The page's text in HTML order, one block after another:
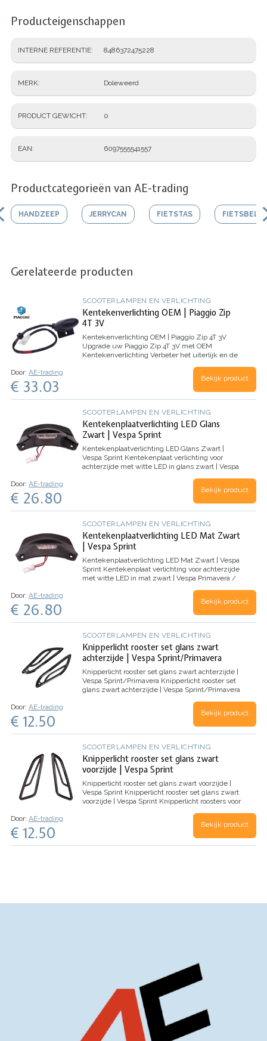
Producteigenschappen
INTERNE REFERENTIE 8486372475228
MERK Doleweerd
PRODUCT GEWICHT 0
EAN 6097555541557
Productcategorieën van AE-trading
HANDZEEP JERRYCAN FIETSTAS FIETSBEL
Gerelateerde producten
SCOOTERLAMPEN EN VERLICHTING
Kentekenverlichting OEM | Piaggio Zip
4T 3V
Kentekenverlichting OEM | Piaggio Zip 4T 3V
Upgrade uw Piaggio Zip 4T 3V met OEM
Kentekenverlichting Verbeter het uiterlijk en de
onze hoogwaardige OEM Kentekenverlichting.
Door: AE-trading
€ 33.03 Bekijk product
SCOOTERLAMPEN EN VERLICHTING
Kentekenplaatverlichting LED Glans
Zwart | Vespa Sprint
Kentekenplaatverlichting LED Glans Zwart |
Vespa Sprint Kentekenplaat verlichting voor
achterzijde met witte LED in glans zwart | Vespa
Door: AE-trading
€ 26.80 Bekijk product
SCOOTERLAMPEN EN VERLICHTING
Kentekenplaatverlichting LED Mat Zwart
| Vespa Sprint
Kentekenplaatverlichting LED Mat Zwart | Vespa
Sprint Kentekenplaat verlichting voor achterzijde
met witte LED in mat zwart | Vespa Primavera /
Door: AE-trading
€ 26.80 Bekijk product
SCOOTERLAMPEN EN VERLICHTING
Knipperlicht rooster set glans zwart
achterzijde | Vespa Sprint/Primavera
Knipperlicht rooster set glans zwart achterzijde |
Vespa Sprint/Primavera Knipperlicht rooster set
glans zwart achterzijde | Vespa Sprint/Primavera
Sprint/Primavera scooters in het glans zwart.
Door: AE-trading
€ 12.50 Bekijk product
SCOOTERLAMPEN EN VERLICHTING
Knipperlicht rooster set glans zwart
voorzijde | Vespa Sprint
Knipperlicht rooster set glans zwart voorzijde |
Vespa Sprint Knipperlicht rooster set glans zwart
voorzijde | Vespa Sprint Knipperlicht roosters voor
Door: AE-trading
€ 12.50 Bekijk product